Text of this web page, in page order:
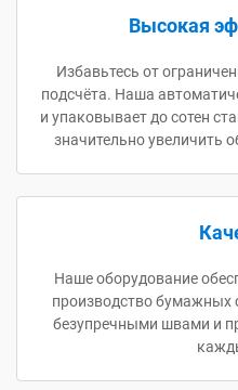
Высокая
Избавьтесь от
подсчёта. Наша
и упаковывает до сотен
значительно увеличить
Наше оборудование
производство бумажных
безупречными швами и